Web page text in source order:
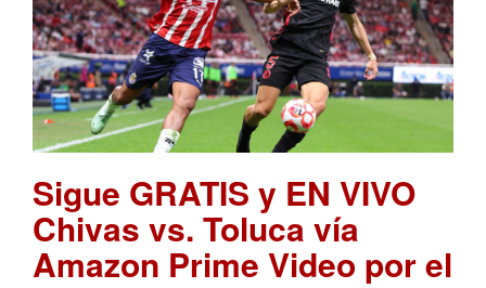
Sigue GRATIS y EN VIVO
Chivas vs. Toluca vía
Amazon Prime Video por el